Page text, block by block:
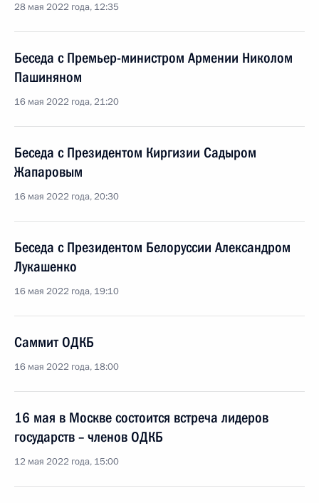
28 мая 2022 года, 12:35
Беседа с Премьер-министром Армении Николом
Пашиняном
16 мая 2022 года, 21:20
Беседа с Президентом Киргизии Садыром
Жапаровым
16 мая 2022 года, 20:30
Беседа с Президентом Белоруссии Александром
Лукашенко
16 мая 2022 года, 19:10
Саммит ОДКБ
16 мая 2022 года, 18:00
16 мая в Москве состоится встреча лидеров
государств – членов ОДКБ
12 мая 2022 года, 15:00